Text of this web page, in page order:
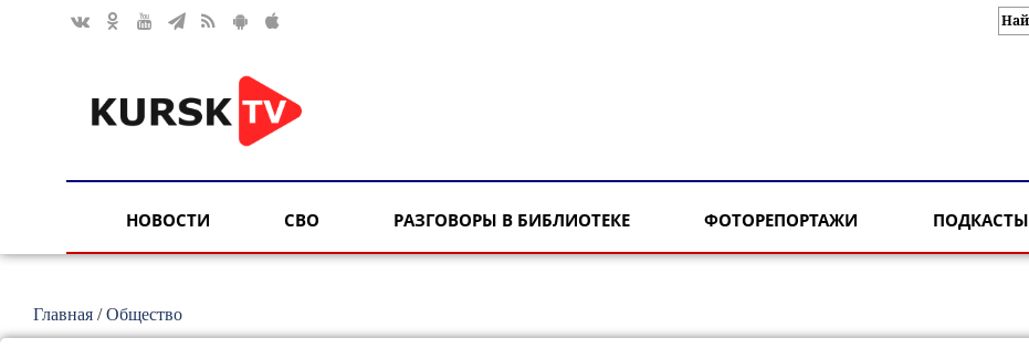
НОВОСТИ СВО РАЗГОВОРЫ В БИБЛИОТЕКЕ ФОТОРЕПОРТАЖИ ПОДКАСТЫ
Главная /Общество